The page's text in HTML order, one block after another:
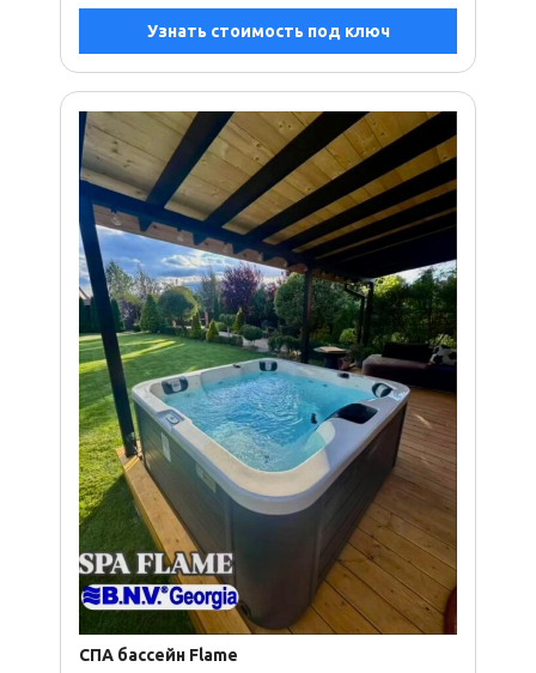
Узнать стоимость под ключ
СПА бассейн Flame